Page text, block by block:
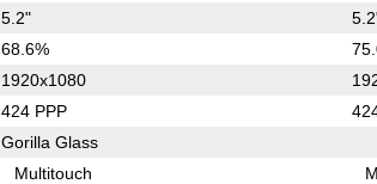
5.2"
68.6%
1920x1080
424 PPP
Gorilla Glass
Multitouch